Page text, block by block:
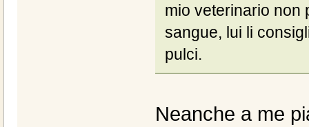
mio veterinario non
sangue, lui li
pulci.
Neanche a me